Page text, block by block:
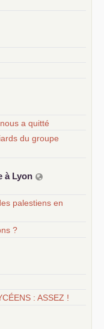
a quitté
du groupe
à Lyon
palestiens en
?
: ASSEZ !